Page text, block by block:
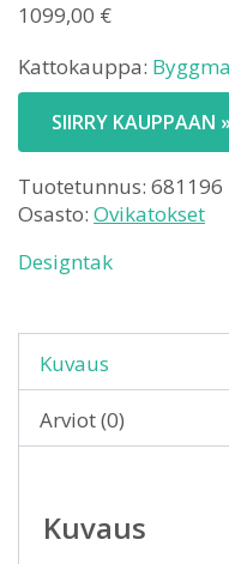
1099,00 €
Kattokauppa:
SIIRRY KAUPPAAN
Tuotetunnus: 681196
Osasto: Ovikatokset
Designtak
Kuvaus
Arviot (0)
Kuvaus